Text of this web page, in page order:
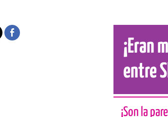
¡Eran
entre
¡Son la